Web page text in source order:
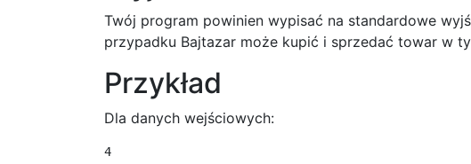
Twój program powinien wypisać na standardowe
przypadku Bajtazar może kupić i sprzedać towar w
Przykład
Dla danych wejściowych:
4